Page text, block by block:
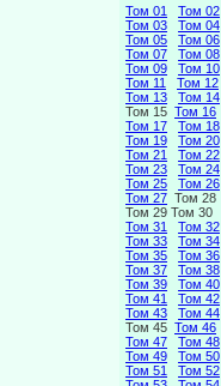
Том 01
Том 02
Том 03
Том 04
Том 05
Том 06
Том 07
Том 08
Том 09
Том 10
Том 11
Том 12
Том 13
Том 14
Том 15 Том 16
Том 17
Том 18
Том 19
Том 20
Том 21
Том 22
Том 23
Том 24
Том 25
Том 26
Том 27 Том 28
Том 29 Том 30
Том 31
Том 32
Том 33
Том 34
Том 35
Том 36
Том 37
Том 38
Том 39
Том 40
Том 41
Том 42
Том 43
Том 44
Том 45 Том 46
Том 47
Том 48
Том 49
Том 50
Том 51
Том 52